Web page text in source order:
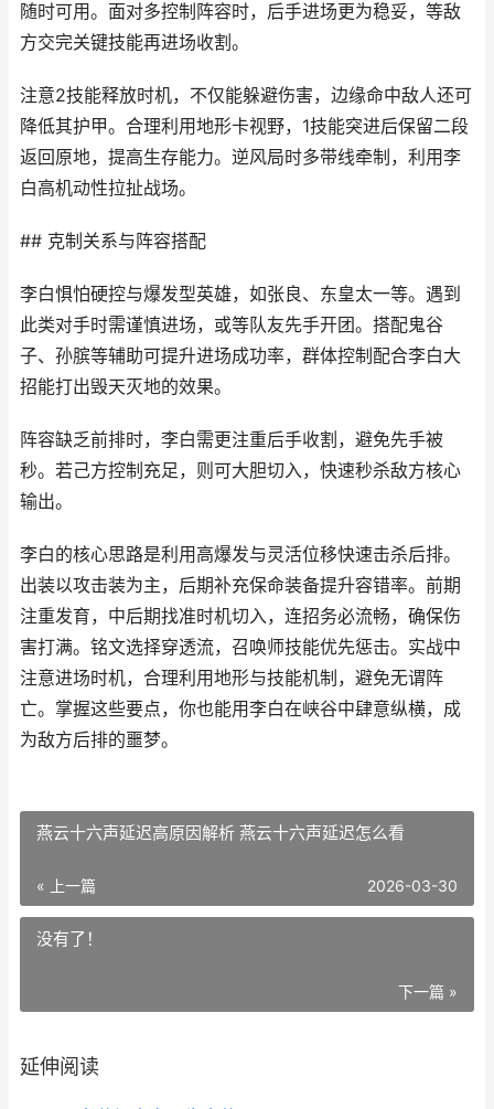
随时可用。面对多控制阵容时，后手进场更为稳妥，等敌
方交完关键技能再进场收割。
注意2技能释放时机，不仅能躲避伤害，边缘命中敌人还可
降低其护甲。合理利用地形卡视野，1技能突进后保留二段
返回原地，提高生存能力。逆风局时多带线牵制，利用李
白高机动性拉扯战场。
## 克制关系与阵容搭配
李白惧怕硬控与爆发型英雄，如张良、东皇太一等。遇到
此类对手时需谨慎进场，或等队友先手开团。搭配鬼谷
子、孙膑等辅助可提升进场成功率，群体控制配合李白大
招能打出毁天灭地的效果。
阵容缺乏前排时，李白需更注重后手收割，避免先手被
秒。若己方控制充足，则可大胆切入，快速秒杀敌方核心
输出。
李白的核心思路是利用高爆发与灵活位移快速击杀后排。
出装以攻击装为主，后期补充保命装备提升容错率。前期
注重发育，中后期找准时机切入，连招务必流畅，确保伤
害打满。铭文选择穿透流，召唤师技能优先惩击。实战中
注意进场时机，合理利用地形与技能机制，避免无谓阵
亡。掌握这些要点，你也能用李白在峡谷中肆意纵横，成
为敌方后排的噩梦。
燕云十六声延迟高原因解析 燕云十六声延迟怎么看
« 上一篇 2026-03-30
没有了！
下一篇 »
延伸阅读